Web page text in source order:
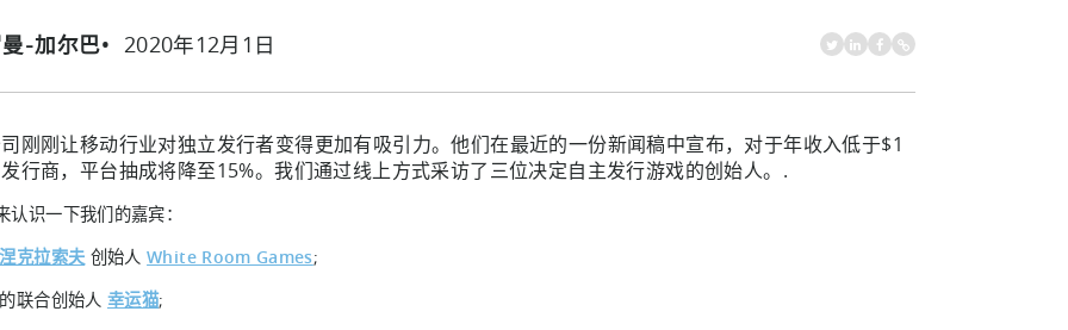
-加尔巴 2020年12月1日
刚刚让移动行业对独立发行者变得更加有吸引力。他们在最近的一份新闻稿中宣布，对于年收入低于$1
行商，平台抽成将降至15%。我们通过线上方式采访了三位决定自主发行游戏的创始人。.
认识一下我们的嘉宾：
克拉索夫 创始人White Room Games;
联合创始人 幸运猫;